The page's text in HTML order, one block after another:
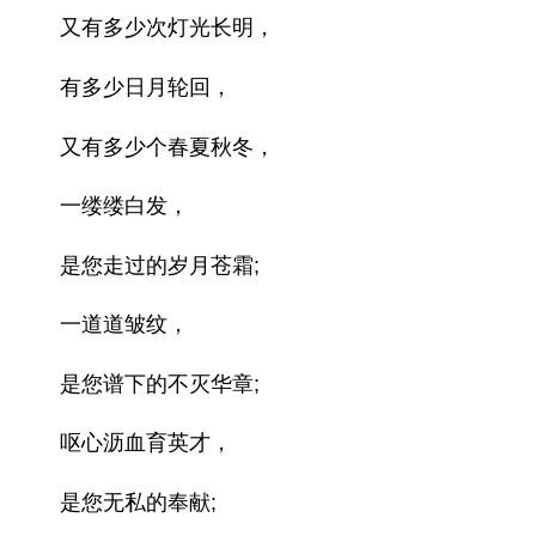
又有多少次灯光长明，
有多少日月轮回，
又有多少个春夏秋冬，
一缕缕白发，
是您走过的岁月苍霜;
一道道皱纹，
是您谱下的不灭华章;
呕心沥血育英才，
是您无私的奉献;